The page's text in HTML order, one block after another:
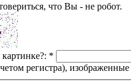
что Вы - не робот.
*
регистра), изображенные